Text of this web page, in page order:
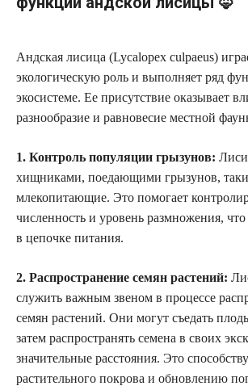
Андская лисица (Lycalopex culpaeus)
экологическую роль и выполняет ряд
экосистеме. Ее присутствие оказывает
разнообразие и равновесие местной
1. Контроль популяции грызунов:
хищниками, поедающими грызунов,
млекопитающие. Это помогает
численность и уровень размножения, что
в цепочке питания.
2. Распространение семян растений:
служить важным звеном в процессе
семян растений. Они могут съедать
затем распространять семена в своих
значительные расстояния. Это
растительного покрова и обновлению